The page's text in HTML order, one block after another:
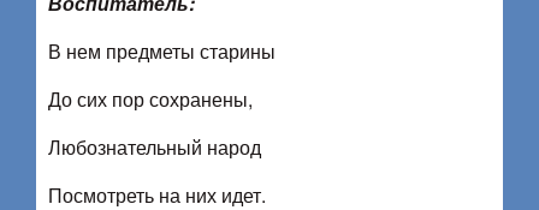
В нем предметы старины
До сих пор сохранены,
Любознательный народ
Посмотреть на них идет.